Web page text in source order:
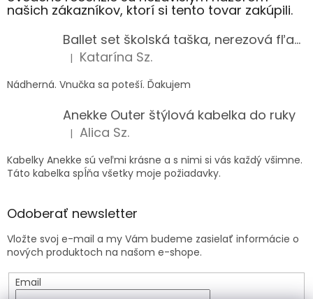
našich zákazníkov, ktorí si tento tovar zakúpili.
Ballet set školská taška, nerezová fľaša a plný peračník s motívom baletky pre dievča
Hodnotenie produktu je 5 z 5 hviezdičiek.
| Katarína Sz.
Nádherná. Vnučka sa poteší. Ďakujem
Anekke Outer štýlová kabelka do ruky
Hodnotenie produktu je 5 z 5 hviezdičiek.
| Alica Sz.
Kabelky Anekke sú veľmi krásne a s nimi si vás každý všimne.
Táto kabelka spĺňa všetky moje požiadavky.
Odoberať newsletter
Vložte svoj e-mail a my Vám budeme zasielať informácie o
nových produktoch na našom e-shope.
Email